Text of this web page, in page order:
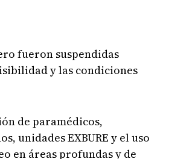
fueron suspendidas
y las condiciones
de paramédicos,
unidades EXBURE y el uso
en áreas profundas y de